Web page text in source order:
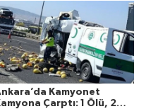
önem taşıdığını belirtti.
Kamyonet
Çarptı: 1 Ölü, 2